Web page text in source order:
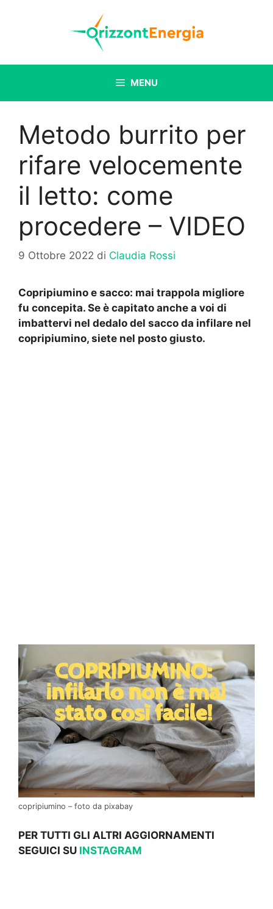
MENU
Metodo burrito per
rifare velocemente
il letto: come
procedere – VIDEO
9 Ottobre 2022 di Claudia Rossi
Copripiumino e sacco: mai trappola migliore
fu concepita. Se è capitato anche a voi di
imbattervi nel dedalo del sacco da infilare nel
copripiumino, siete nel posto giusto.
copripiumino – foto da pixabay
PER TUTTI GLI ALTRI AGGIORNAMENTI
SEGUICI SU INSTAGRAM